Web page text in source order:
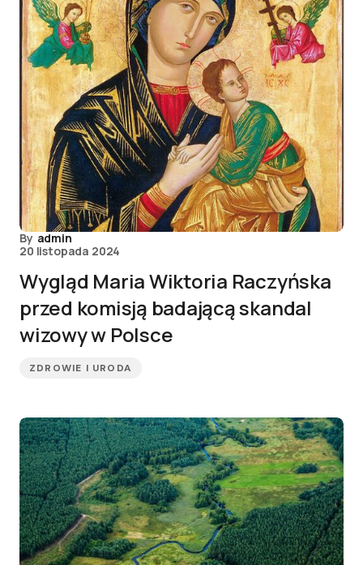
By admin
20 listopada 2024
Wygląd Maria Wiktoria Raczyńska
przed komisją badającą skandal
wizowy w Polsce
ZDROWIE I URODA